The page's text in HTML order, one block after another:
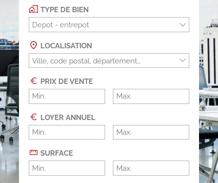
TYPE DE BIEN
Depot - entrepot
LOCALISATION
PRIX DE VENTE
LOYER ANNUEL
SURFACE